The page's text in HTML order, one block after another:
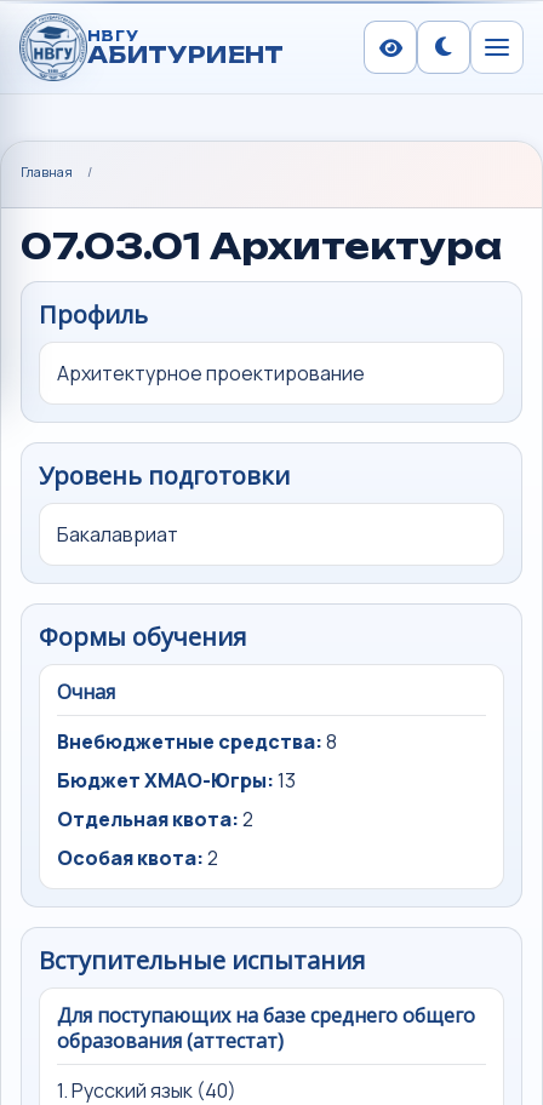
НВГУ
АБИТУРИЕНТ СменитьМеню
Главная /
07.03.01 Архитектура
Профиль
Архитектурное проектирование
Уровень подготовки
Бакалавриат
Формы обучения
Очная
Внебюджетные средства:8
Бюджет ХМАО-Югры:13
Отдельная квота:2
Особая квота:2
Вступительные испытания
Для поступающих на базе среднего общего
образования (аттестат)
1. Русский язык (40)